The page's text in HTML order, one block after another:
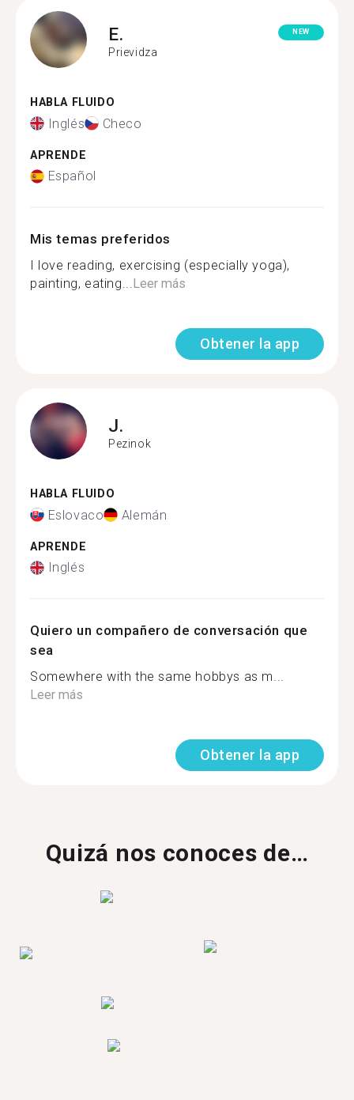
E.
Prievidza
NEW
HABLA FLUIDO
Inglés Checo
APRENDE
Español
Mis temas preferidos
I love reading, exercising (especially yoga),
painting, eating...Leer más
Obtener la app
J.
Pezinok
HABLA FLUIDO
Eslovaco Alemán
APRENDE
Inglés
Quiero un compañero de conversación que
sea
Somewhere with the same hobbys as m...
Leer más
Obtener la app
Quizá nos conoces de…